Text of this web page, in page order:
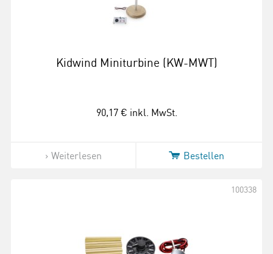
Kidwind Miniturbine (KW-MWT)
90,17 € inkl. MwSt.
Weiterlesen Bestellen
100338